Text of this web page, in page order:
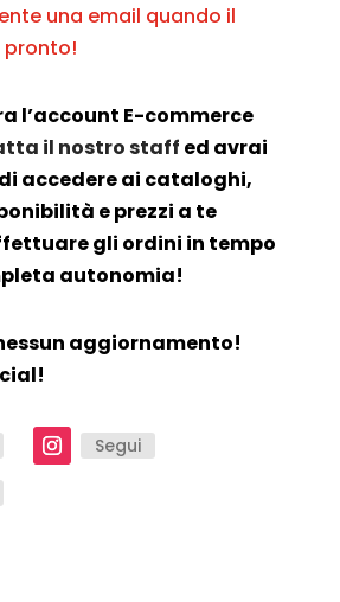
una email quando il
l’account E-commerce
il nostro staff ed avrai
accedere ai cataloghi,
e prezzi a te
gli ordini in tempo
autonomia!
aggiornamento!
Segui